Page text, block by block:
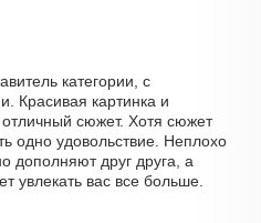
категории, с
Красивая картинка и
сюжет. Хотя сюжет
одно удовольствие. Неплохо
дополняют друг друга, а
увлекать вас все больше.